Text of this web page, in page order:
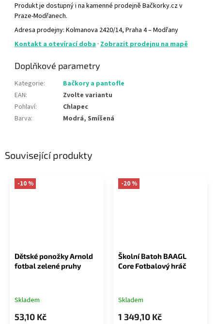
Související produkty
-10 %
Dětské ponožky Arnold
fotbal zelené pruhy
Skladem
53,10 Kč
-20 %
Školní Batoh BAAGL
Core Fotbalový hráč
Skladem
1 349,10 Kč
Produkt je dostupný i na kamenné prodejně Bačkorky.cz v
Praze-Modřanech.
Adresa prodejny: Kolmanova 2420/14, Praha 4 – Modřany
Kontakt a otevírací doba · Zobrazit prodejnu na mapě
Doplňkové parametry
Kategorie:
Bačkory a pantofle
EAN:
Zvolte variantu
Pohlaví:
Chlapec
Barva: Modrá, Smíšená